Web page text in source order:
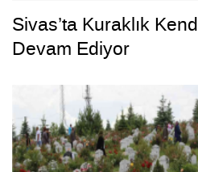
Sivas’ta Kuraklık
Devam Ediyor